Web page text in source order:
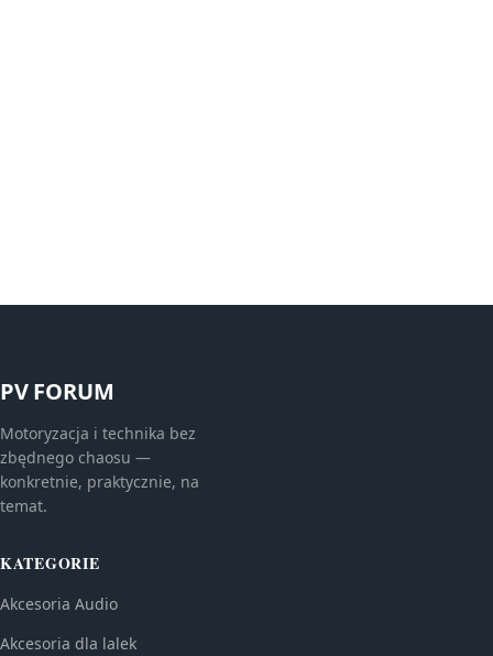
PV FORUM
Motoryzacja i technika bez
zbędnego chaosu —
konkretnie, praktycznie, na
temat.
KATEGORIE
Akcesoria Audio
Akcesoria dla lalek